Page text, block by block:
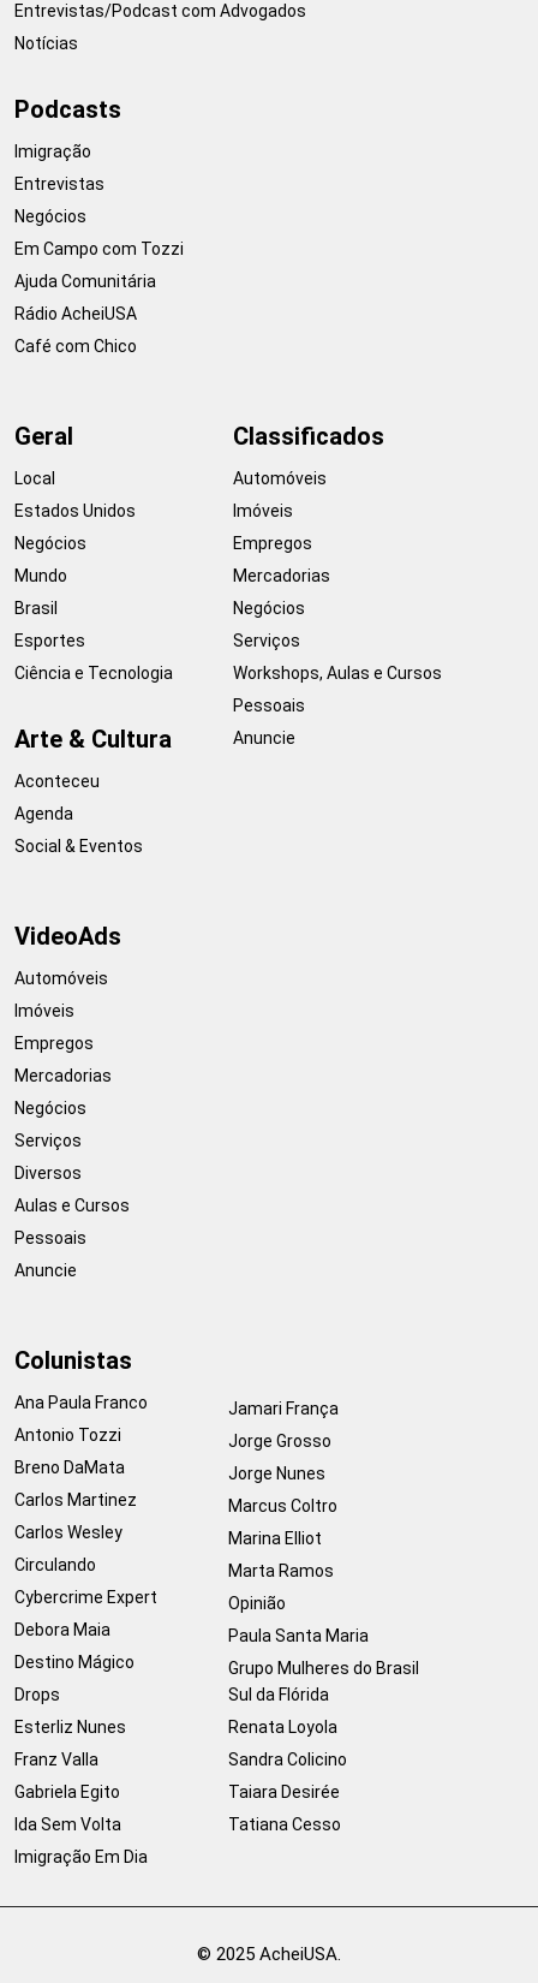
Entrevistas/Podcast com Advogados
Notícias
Podcasts
Imigração
Entrevistas
Negócios
Em Campo com Tozzi
Ajuda Comunitária
Rádio AcheiUSA
Café com Chico
Geral
Local
Estados Unidos
Negócios
Mundo
Brasil
Esportes
Ciência e Tecnologia
Arte & Cultura
Aconteceu
Agenda
Social & Eventos
Classificados
Automóveis
Imóveis
Empregos
Mercadorias
Negócios
Serviços
Workshops, Aulas e Cursos
Pessoais
Anuncie
VideoAds
Automóveis
Imóveis
Empregos
Mercadorias
Negócios
Serviços
Diversos
Aulas e Cursos
Pessoais
Anuncie
Colunistas
Ana Paula Franco
Antonio Tozzi
Breno DaMata
Carlos Martinez
Carlos Wesley
Circulando
Cybercrime Expert
Debora Maia
Destino Mágico
Drops
Esterliz Nunes
Franz Valla
Gabriela Egito
Ida Sem Volta
Imigração Em Dia
Jamari França
Jorge Grosso
Jorge Nunes
Marcus Coltro
Marina Elliot
Marta Ramos
Opinião
Paula Santa Maria
Grupo Mulheres do Brasil
Sul da Flórida
Renata Loyola
Sandra Colicino
Taiara Desirée
Tatiana Cesso
© 2025 AcheiUSA.